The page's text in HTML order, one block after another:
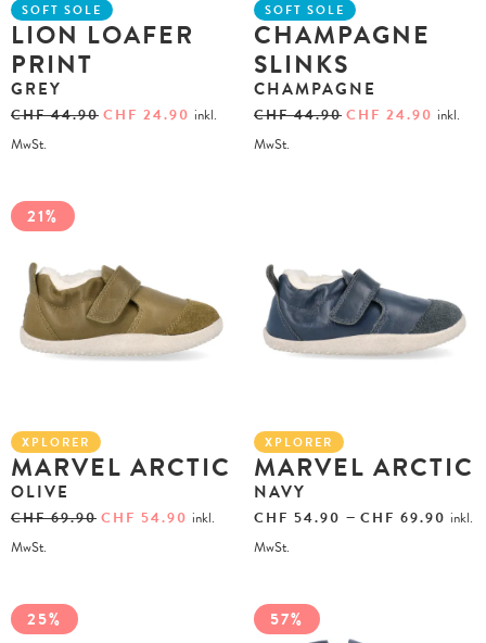
SOFT SOLE
LION LOAFER
PRINT
GREY
CHF44.90 CHF 24.90 inkl.
MwSt.
SOFT SOLE
CHAMPAGNE
SLINKS
CHAMPAGNE
CHF44.90 CHF 24.90 inkl.
MwSt.
21%
XPLORER
MARVEL ARCTIC
OLIVE
CHF69.90 CHF 54.90 inkl.
MwSt.
XPLORER
MARVEL ARCTIC
NAVY
CHF 54.90 – CHF 69.90 inkl.
MwSt.
25% 57%